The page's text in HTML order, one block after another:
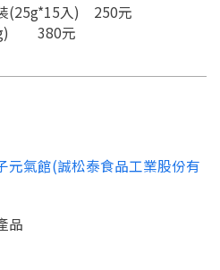
(25g*15入) 250元
380元
元氣館(誠松泰食品工業股份有
品